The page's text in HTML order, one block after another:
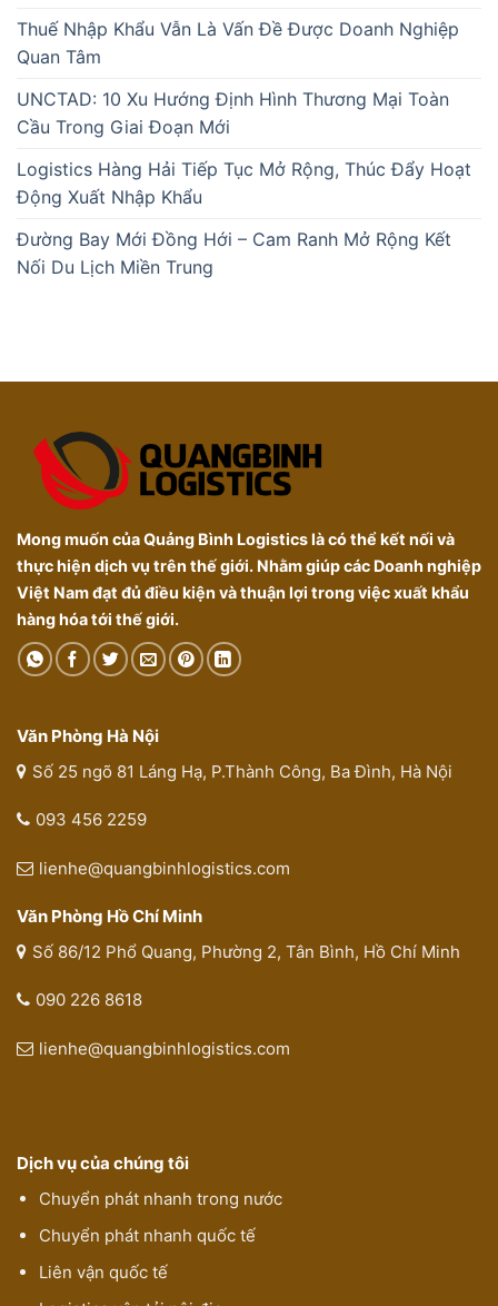
Thuế Nhập Khẩu Vẫn Là Vấn Đề Được Doanh Nghiệp
Quan Tâm
UNCTAD: 10 Xu Hướng Định Hình Thương Mại Toàn
Cầu Trong Giai Đoạn Mới
Logistics Hàng Hải Tiếp Tục Mở Rộng, Thúc Đẩy Hoạt
Động Xuất Nhập Khẩu
Đường Bay Mới Đồng Hới – Cam Ranh Mở Rộng Kết
Nối Du Lịch Miền Trung
Mong muốn của Quảng Bình Logistics là có thể kết nối và
thực hiện dịch vụ trên thế giới. Nhằm giúp các Doanh nghiệp
Việt Nam đạt đủ điều kiện và thuận lợi trong việc xuất khẩu
hàng hóa tới thế giới.
Văn Phòng Hà Nội
Số 25 ngõ 81 Láng Hạ, P.Thành Công, Ba Đình, Hà Nội
093 456 2259
lienhe@quangbinhlogistics.com
Văn Phòng Hồ Chí Minh
Số 86/12 Phổ Quang, Phường 2, Tân Bình, Hồ Chí Minh
090 226 8618
lienhe@quangbinhlogistics.com
Dịch vụ của chúng tôi
Chuyển phát nhanh trong nước
Chuyển phát nhanh quốc tế
Liên vận quốc tế